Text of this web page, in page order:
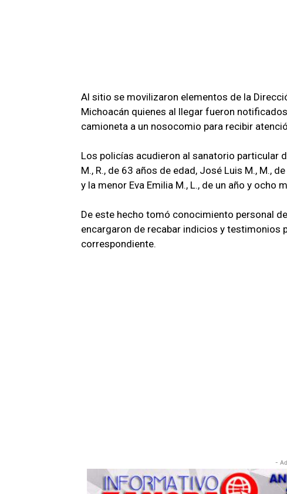
Al sitio se movilizaron elementos de la
Michoacán quienes al llegar fueron
camioneta a un nosocomio para recibir
Los policías acudieron al sanatorio particular
M., R., de 63 años de edad, José Luis M., M.,
y la menor Eva Emilia M., L., de un año y ocho
De este hecho tomó conocimiento personal
encargaron de recabar indicios y testimonios
correspondiente.
-